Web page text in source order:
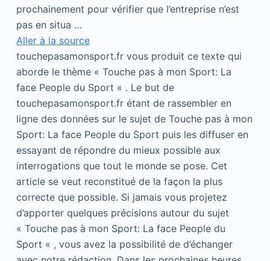
prochainement pour vérifier que l’entreprise n’est
pas en situa …
Aller à la source
touchepasamonsport.fr vous produit ce texte qui
aborde le thème « Touche pas à mon Sport: La
face People du Sport « . Le but de
touchepasamonsport.fr étant de rassembler en
ligne des données sur le sujet de Touche pas à mon
Sport: La face People du Sport puis les diffuser en
essayant de répondre du mieux possible aux
interrogations que tout le monde se pose. Cet
article se veut reconstitué de la façon la plus
correcte que possible. Si jamais vous projetez
d’apporter quelques précisions autour du sujet
« Touche pas à mon Sport: La face People du
Sport « , vous avez la possibilité de d’échanger